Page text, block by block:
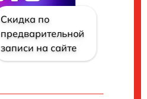
Скидка по
предварительной
записи на сайте